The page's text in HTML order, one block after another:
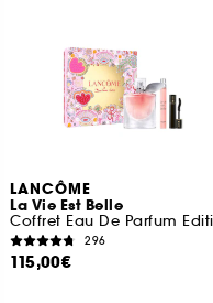
LANCÔME
La Vie Est Belle
296
115,00€